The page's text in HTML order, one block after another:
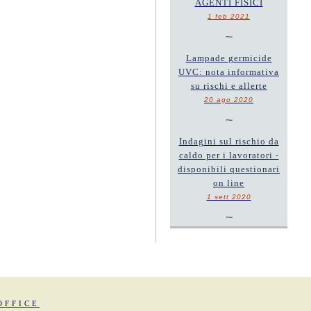
AGENTI FISICI
1 feb 2021
~
Lampade germicide
UVC: nota informativa
su rischi e allerte
20 ago 2020
~
Indagini sul rischio da
caldo per i lavoratori -
disponibili questionari
on line
1 sett 2020
~